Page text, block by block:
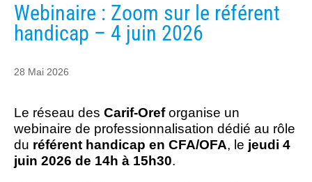
Webinaire : Zoom sur le référent
handicap – 4 juin 2026
28 Mai 2026
Le réseau des Carif-Oreforganise un
webinaire de professionnalisation dédié au rôle
du référent handicap en CFA/OFA, le jeudi 4
juin 2026 de 14h à 15h30.